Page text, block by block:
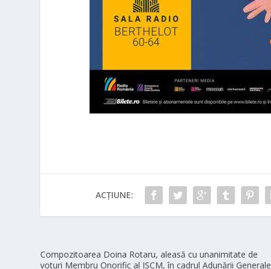
ACȚIUNE:
Compozitoarea Doina Rotaru, aleasă cu unanimitate de
voturi Membru Onorific al ISCM, în cadrul Adunării Generale